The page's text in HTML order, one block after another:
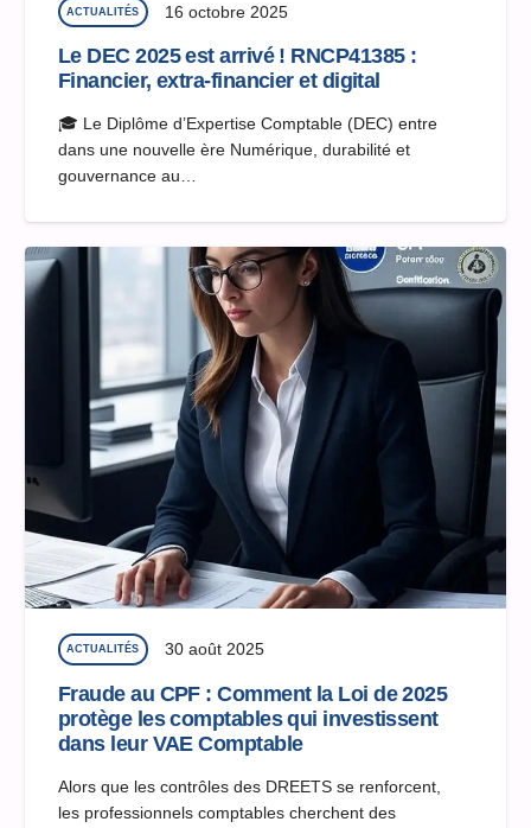
ACTUALITÉS 16 octobre 2025
Le DEC 2025 est arrivé ! RNCP41385 :
Financier, extra-financier et digital
🎓 Le Diplôme d’Expertise Comptable (DEC) entre
dans une nouvelle ère Numérique, durabilité et
gouvernance au…
ACTUALITÉS 30 août 2025
Fraude au CPF : Comment la Loi de 2025
protège les comptables qui investissent
dans leur VAE Comptable
Alors que les contrôles des DREETS se renforcent,
les professionnels comptables cherchent des